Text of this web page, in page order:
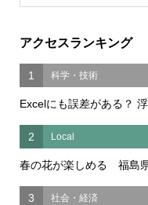
アクセスランキング
1 科学・技術
Excelにも誤差がある？
2 Local
春の花が楽しめる 福島
3 社会・経済